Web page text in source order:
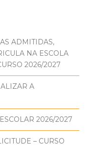
ADMITIDAS,
NA ESCOLA
2026/2027
A
2026/2027
– CURSO